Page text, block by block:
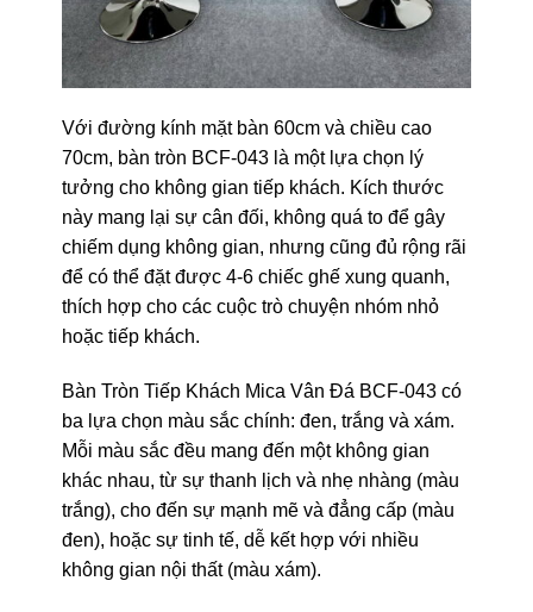
Với đường kính mặt bàn 60cm và chiều cao
70cm, bàn tròn BCF-043 là một lựa chọn lý
tưởng cho không gian tiếp khách. Kích thước
này mang lại sự cân đối, không quá to để gây
chiếm dụng không gian, nhưng cũng đủ rộng rãi
để có thể đặt được 4-6 chiếc ghế xung quanh,
thích hợp cho các cuộc trò chuyện nhóm nhỏ
hoặc tiếp khách.
Bàn Tròn Tiếp Khách Mica Vân Đá BCF-043 có
ba lựa chọn màu sắc chính: đen, trắng và xám.
Mỗi màu sắc đều mang đến một không gian
khác nhau, từ sự thanh lịch và nhẹ nhàng (màu
trắng), cho đến sự mạnh mẽ và đẳng cấp (màu
đen), hoặc sự tinh tế, dễ kết hợp với nhiều
không gian nội thất (màu xám).